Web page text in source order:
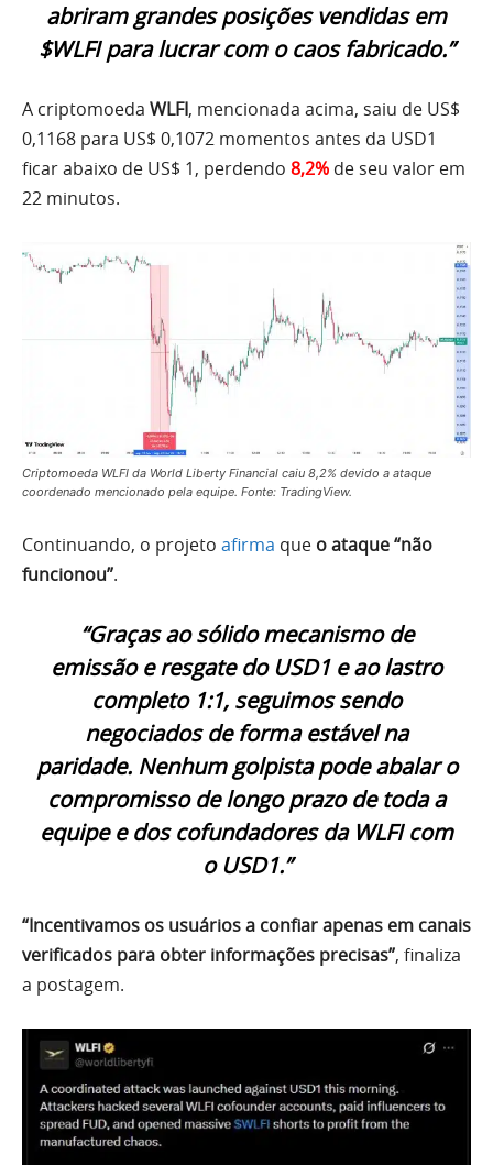
abriram grandes posições vendidas em
$WLFI para lucrar com o caos fabricado.”
A criptomoeda WLFI, mencionada acima, saiu de US$
0,1168 para US$ 0,1072 momentos antes da USD1
ficar abaixo de US$ 1, perdendo 8,2% de seu valor em
22 minutos.
Criptomoeda WLFI da World Liberty Financial caiu 8,2% devido a ataque
coordenado mencionado pela equipe. Fonte: TradingView.
Continuando, o projeto afirma que o ataque “não
funcionou”.
“Graças ao sólido mecanismo de
emissão e resgate do USD1 e ao lastro
completo 1:1, seguimos sendo
negociados de forma estável na
paridade. Nenhum golpista pode abalar o
compromisso de longo prazo de toda a
equipe e dos cofundadores da WLFI com
o USD1.”
“Incentivamos os usuários a confiar apenas em canais
verificados para obter informações precisas”, finaliza
a postagem.